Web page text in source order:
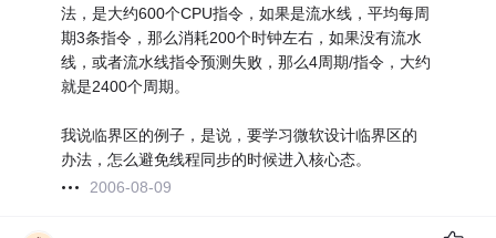
法，是大约600个CPU指令，如果是流水线，平均每周
期3条指令，那么消耗200个时钟左右，如果没有流水
线，或者流水线指令预测失败，那么4周期/指令，大约
就是2400个周期。
我说临界区的例子，是说，要学习微软设计临界区的
办法，怎么避免线程同步的时候进入核心态。
2006-08-09